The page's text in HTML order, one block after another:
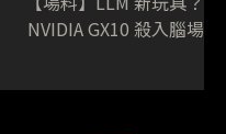
NVIDIA GX10 殺入腦場